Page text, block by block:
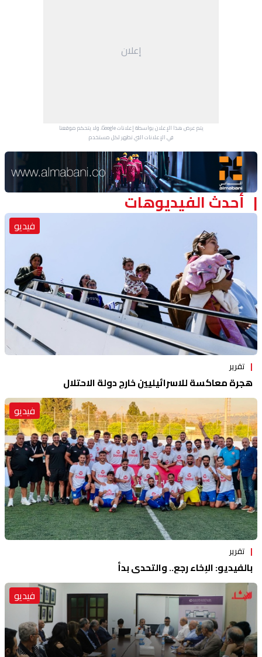
إعلان
يتم عرض هذا الإعلان بواسطة إعلانات Google، ولا يتحكم موقعنا
في الإعلانات التي تظهر لكل مستخدم.
Advertisement Section
أحدث الفيديوهات
فيديو
تقرير
هجرة معاكسة للاسرائيليين خارج دولة الاحتلال
فيديو
تقرير
بالفيديو: الإخاء رجع.. والتحدي بدأ
فيديو